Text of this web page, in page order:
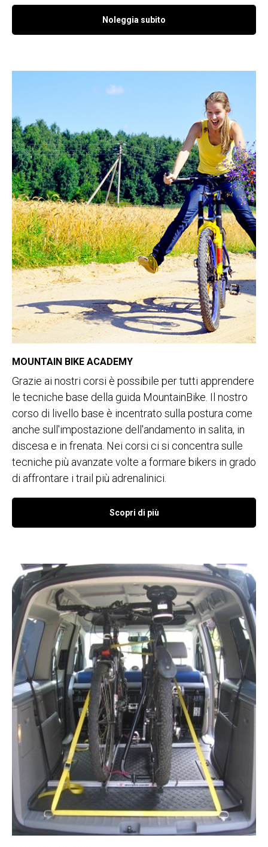
Noleggia subito
MOUNTAIN BIKE ACADEMY
Grazie ai nostri corsi è possibile per tutti apprendere
le tecniche base della guida MountainBike. Il nostro
corso di livello base è incentrato sulla postura come
anche sull'impostazione dell'andamento in salita, in
discesa e in frenata. Nei corsi ci si concentra sulle
tecniche più avanzate volte a formare bikers in grado
di affrontare i trail più adrenalinici.
Scopri di più